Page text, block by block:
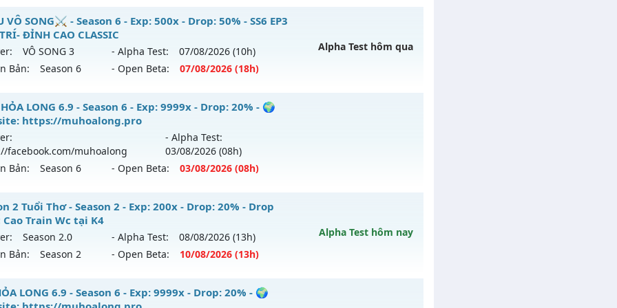
loại: Mu Nguyên bản Webzen
BDCAM
LONG 6.9 - 🌍 Website: https://muhoalong.pro
ra tháng 08 2026 - Mở máy chủ https://facebook.com/muhoalong vào 19h
05/08/2626
Non Reset
Mu Nguyên bản Webzen
XShield
SONG⚔️ - Season 6 - Exp: 500x - Drop: 50% - SS6 EP3
ĐỈNH CAO CLASSIC
VÔ SONG 3 - Alpha Test: 07/08/2026 (10h)
Bản:
Season 6 - Open Beta: 07/08/2026 (18h)
Alpha Test hôm qua
VÔ SONG⚔️ - SS6 EP3 GIẢI TRÍ- ĐỈNH CAO CLASSIC
mới ra tháng 08 2026 - Mở máy chủ
VÔ SONG 3
500x - Drop: 50%
loại: Mu Nguyên bản Webzen
MU8X
LONG 6.9 - Season 6 - Exp: 9999x - Drop: 20% - 🌍
https://muhoalong.pro
facebook.com/muhoalong
- Alpha Test:
03/08/2026 (08h)
Bản:
Season 6 - Open Beta: 03/08/2026 (08h)
LONG 6.9 - 🌍 Website: https://muhoalong.pro
ra tháng 08 2026 - Mở máy chủ https://facebook.com/muhoalong vào 08h
03/08/2626
Non Reset
2 Tuổi Thơ - Season 2 - Exp: 200x - Drop: 20% - Drop
Cao Train Wc tại K4
Season 2.0 - Alpha Test: 08/08/2026 (13h)
Bản:
Season 2 - Open Beta: 10/08/2026 (13h)
Alpha Test hôm nay
2 Tuổi Thơ - Drop Ngọc Cao Train Wc tại K4
LONG 6.9 - Season 6 - Exp: 9999x - Drop: 20% - 🌍